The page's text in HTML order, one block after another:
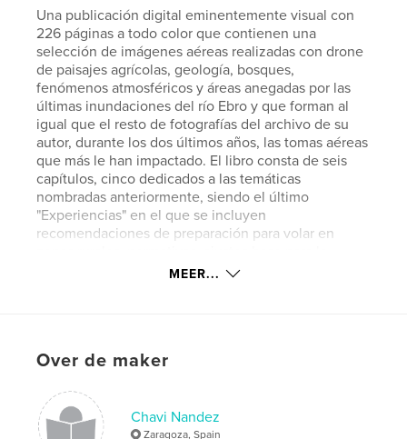
Una publicación digital eminentemente visual con
226 páginas a todo color que contienen una
selección de imágenes aéreas realizadas con drone
de paisajes agrícolas, geología, bosques,
fenómenos atmosféricos y áreas anegadas por las
últimas inundaciones del río Ebro y que forman al
igual que el resto de fotografías del archivo de su
autor, durante los dos últimos años, las tomas aéreas
que más le han impactado. El libro consta de seis
capítulos, cinco dedicados a las temáticas
nombradas anteriormente, siendo el último
"Experiencias" en el que se incluyen
recomendaciones de preparación para volar en
fotografía aérea, enlaces y aplicaciones útiles para
kenmerken / functionaliteiten &
Hoofdcategorie: Kunstfotografie
MEER...
Over de maker
Chavi Nandez
Zaragoza, Spain